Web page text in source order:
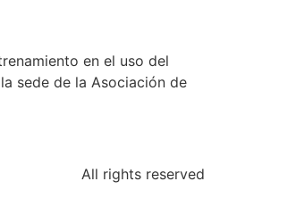
en el uso del
sede de la Asociación de
All rights reserved